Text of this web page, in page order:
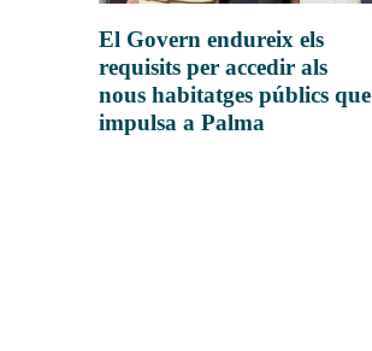
El Govern endureix els
requisits per accedir als
nous habitatges públics que
impulsa a Palma